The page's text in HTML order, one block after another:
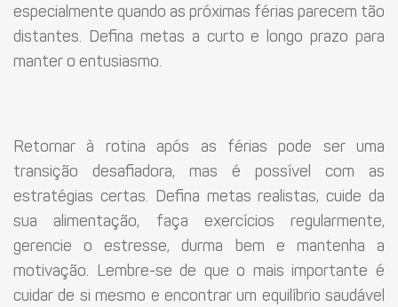
especialmente quando as próximas férias parecem tão
distantes. Defina metas a curto e longo prazo para
manter o entusiasmo.
Retornar à rotina após as férias pode ser uma
transição desafiadora, mas é possível com as
estratégias certas. Defina metas realistas, cuide da
sua alimentação, faça exercícios regularmente,
gerencie o estresse, durma bem e mantenha a
motivação. Lembre-se de que o mais importante é
cuidar de si mesmo e encontrar um equilíbrio saudável